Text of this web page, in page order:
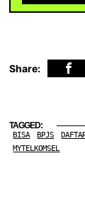
Share:
TAGGED:
BISA BPJS
MYTELKOMSEL